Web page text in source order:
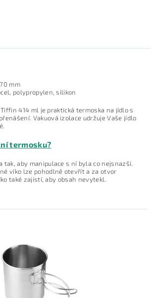
mm
polypropylen, silikon
414 ml je praktická termoska na jídlo s
Vakuová izolace udržuje Vaše jídlo
termosku?
tak, aby manipulace s ní byla co nejsnazší.
víko lze pohodlně otevřít a za otvor
také zajistí, aby obsah nevytekl.